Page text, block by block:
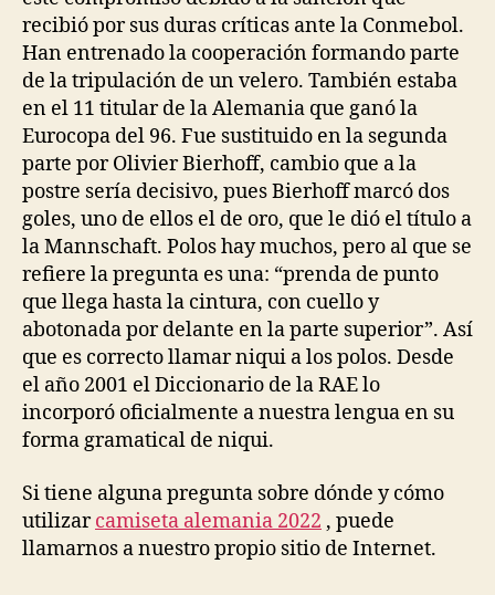
recibió por sus duras críticas ante la Conmebol.
Han entrenado la cooperación formando parte
de la tripulación de un velero. También estaba
en el 11 titular de la Alemania que ganó la
Eurocopa del 96. Fue sustituido en la segunda
parte por Olivier Bierhoff, cambio que a la
postre sería decisivo, pues Bierhoff marcó dos
goles, uno de ellos el de oro, que le dió el título a
la Mannschaft. Polos hay muchos, pero al que se
refiere la pregunta es una: “prenda de punto
que llega hasta la cintura, con cuello y
abotonada por delante en la parte superior”. Así
que es correcto llamar niqui a los polos. Desde
el año 2001 el Diccionario de la RAE lo
incorporó oficialmente a nuestra lengua en su
forma gramatical de niqui.
Si tiene alguna pregunta sobre dónde y cómo
utilizarcamiseta alemania 2022 , puede
llamarnos a nuestro propio sitio de Internet.